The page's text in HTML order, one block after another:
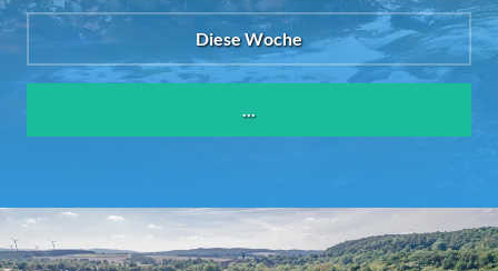
Diese Woche